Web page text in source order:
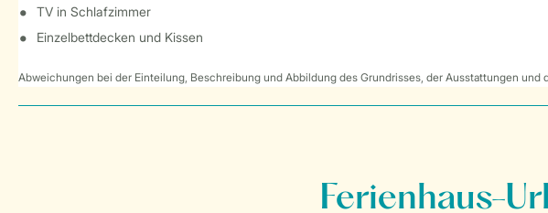
TV in Schlafzimmer
Einzelbettdecken und Kissen
Abweichungen bei der Einteilung, Beschreibung und Abbildung des Grundrisses, der Ausstattungen und
Ferienhaus-